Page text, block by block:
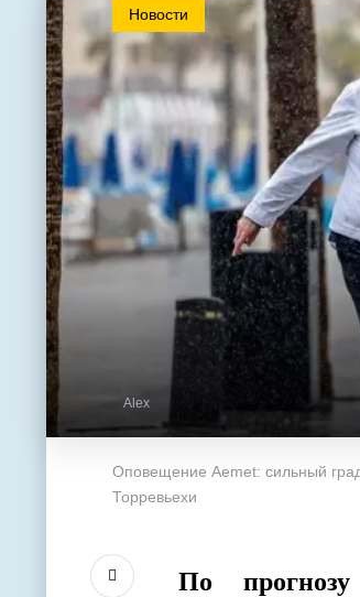
Новости
Alex
Оповещение Aemet: сильный
Торревьехи
По прогнозу